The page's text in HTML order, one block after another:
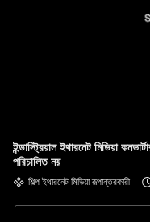
ইন্ডাস্ট্রিয়াল ইথারনেট মিডিয়া
পরিচালিত নয়
শিল্প ইথারনেট মিডিয়া রূপান্তরকারী